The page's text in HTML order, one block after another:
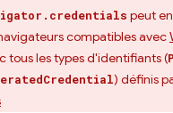
peut
compatibles avec
tous les types d'identifiants (
) définis